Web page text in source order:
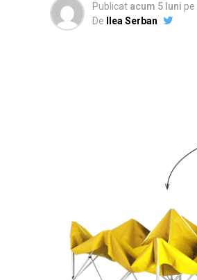
Publicat acum 5 luni pe
De
Ilea Serban